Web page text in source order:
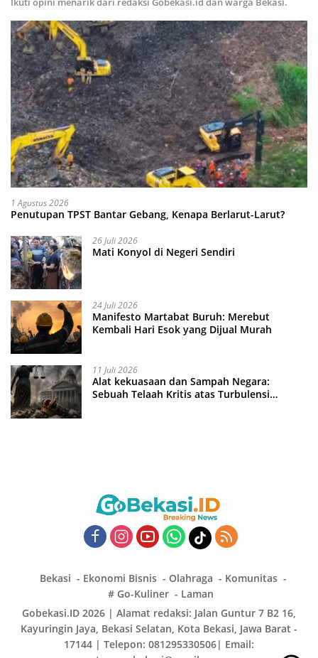
1 Agustus 2026
Penutupan TPST Bantar Gebang, Kenapa Berlarut-Larut?
26 Juli 2026
Mati Konyol di Negeri Sendiri
24 Juli 2026
Manifesto Martabat Buruh: Merebut
Kembali Hari Esok yang Dijual Murah
11 Juli 2026
Alat kekuasaan dan Sampah Negara:
Sebuah Telaah Kritis atas Turbulensi
Bekasi Ekonomi Bisnis Olahraga
Komunitas
# Go-Kuliner
Laman
Gobekasi.ID 2026 | Alamat redaksi: Jalan Guntur 7 B2 16,
Kayuringin Jaya, Bekasi Selatan, Kota Bekasi, Jawa Barat -
17144 | Telepon: 081295330506| Email: